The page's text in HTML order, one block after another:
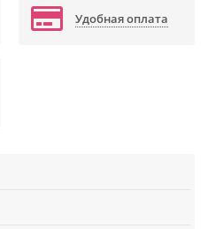
Удобная оплата